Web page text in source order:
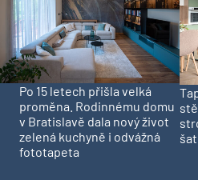
Po 15 letech přišla velká
proměna. Rodinnému domu
v Bratislavě dala nový život
zelená kuchyně i odvážná
fototapeta